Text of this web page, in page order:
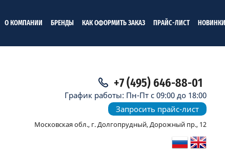
О КОМПАНИИ БРЕНДЫ КАК ОФОРМИТЬ ЗАКАЗ ПРАЙС-ЛИСТ НОВИНКИ
+7 (495) 646-88-01
График работы: Пн-Пт с 09:00 до 18:00
Запросить прайс-лист
Московская обл., г. Долгопрудный, Дорожный пр., 12